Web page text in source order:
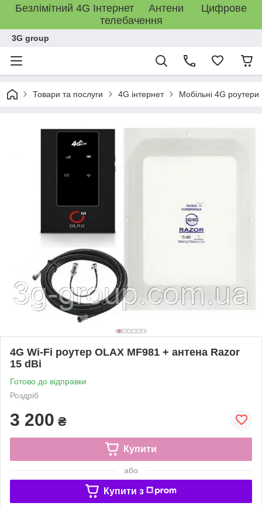
Безлімітний 4G Інтернет Антени Цифрове
телебачення
3G group
Товари та послуги 4G інтернет Мобільні 4G роутери
4G Wi-Fi роутер OLAX MF981 + антена Razor
15 dBi
Готово до відправки
Роздріб
3 200 ₴
Купити
або
Купити з